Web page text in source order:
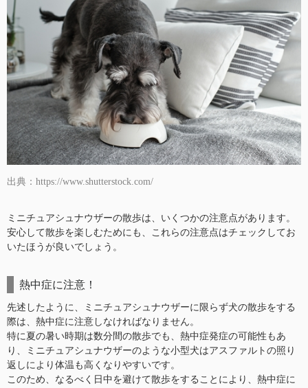
出典：https://www.shutterstock.com/
ミニチュアシュナウザーの散歩は、いくつかの注意点があります。
安心して散歩を楽しむためにも、これらの注意点はチェックしてお
いたほうが良いでしょう。
熱中症に注意！
先述したように、ミニチュアシュナウザーに限らず犬の散歩をする
際は、熱中症に注意しなければなりません。
特に夏の暑い時期は数分間の散歩でも、熱中症発症の可能性もあ
り、ミニチュアシュナウザーのような小型犬はアスファルトの照り
返しにより体温も高くなりやすいです。
このため、なるべく日中を避けて散歩をすることにより、熱中症に